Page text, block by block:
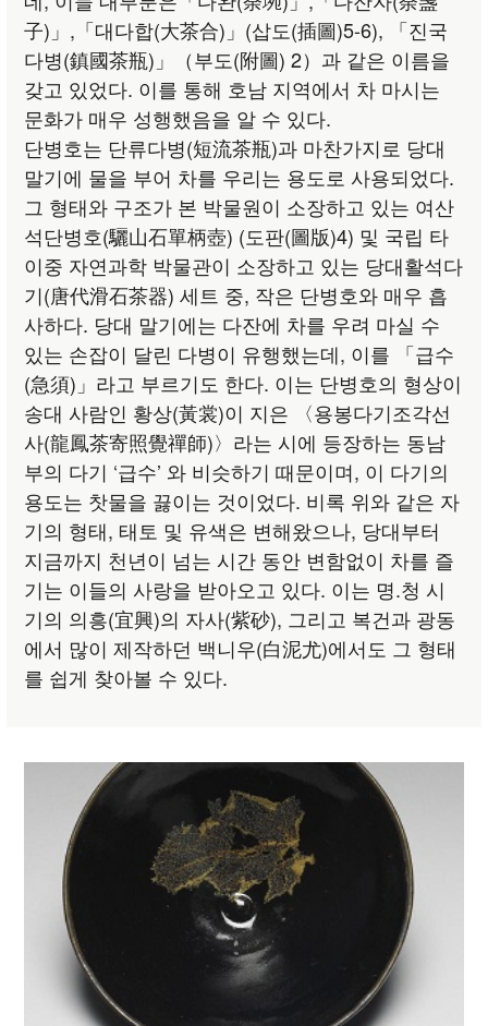
子)」,「대다합(大茶合)」(삽도(插圖)5-6), 「진국
다병(鎮國茶瓶)」（부도(附圖) 2）과 같은 이름을
갖고 있었다. 이를 통해 호남 지역에서 차 마시는
문화가 매우 성행했음을 알 수 있다.
단병호는 단류다병(短流茶瓶)과 마찬가지로 당대
말기에 물을 부어 차를 우리는 용도로 사용되었다.
그 형태와 구조가 본 박물원이 소장하고 있는 여산
석단병호(驪山石單柄壺) (도판(圖版)4) 및 국립 타
이중 자연과학 박물관이 소장하고 있는 당대활석다
기(唐代滑石茶器) 세트 중, 작은 단병호와 매우 흡
사하다. 당대 말기에는 다잔에 차를 우려 마실 수
있는 손잡이 달린 다병이 유행했는데, 이를 「급수
(急須)」라고 부르기도 한다. 이는 단병호의 형상이
송대 사람인 황상(黃裳)이 지은 〈용봉다기조각선
사(龍鳳茶寄照覺禪師)〉라는 시에 등장하는 동남
부의 다기 ‘급수’ 와 비슷하기 때문이며, 이 다기의
용도는 찻물을 끓이는 것이었다. 비록 위와 같은 자
기의 형태, 태토 및 유색은 변해왔으나, 당대부터
지금까지 천년이 넘는 시간 동안 변함없이 차를 즐
기는 이들의 사랑을 받아오고 있다. 이는 명.청 시
기의 의흥(宜興)의 자사(紫砂), 그리고 복건과 광동
에서 많이 제작하던 백니우(白泥尤)에서도 그 형태
를 쉽게 찾아볼 수 있다.